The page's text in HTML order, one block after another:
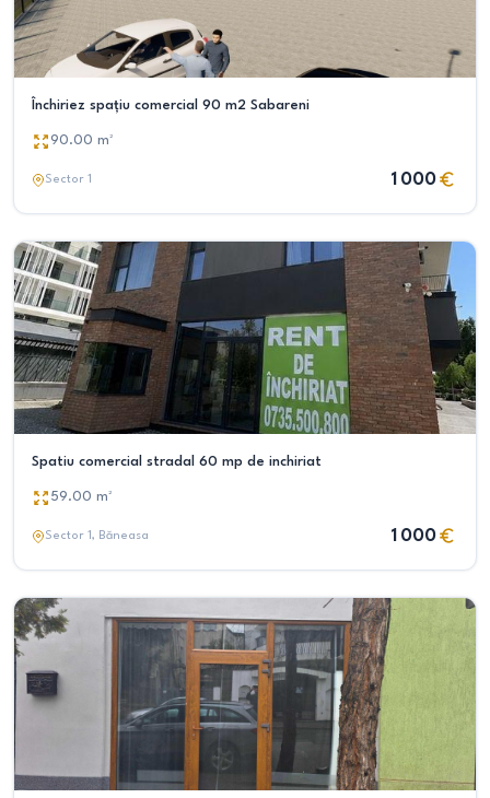
Închiriez spațiu comercial 90 m2 Sabareni
90.00 m²
Sector 1 1 000
Spatiu comercial stradal 60 mp de inchiriat
59.00 m²
Sector 1, Băneasa 1 000